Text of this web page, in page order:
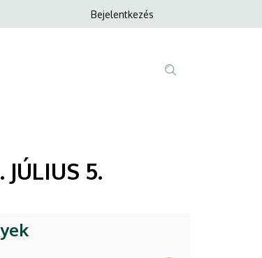
Anonim
Bejelentkezés
JÚLIUS 5.